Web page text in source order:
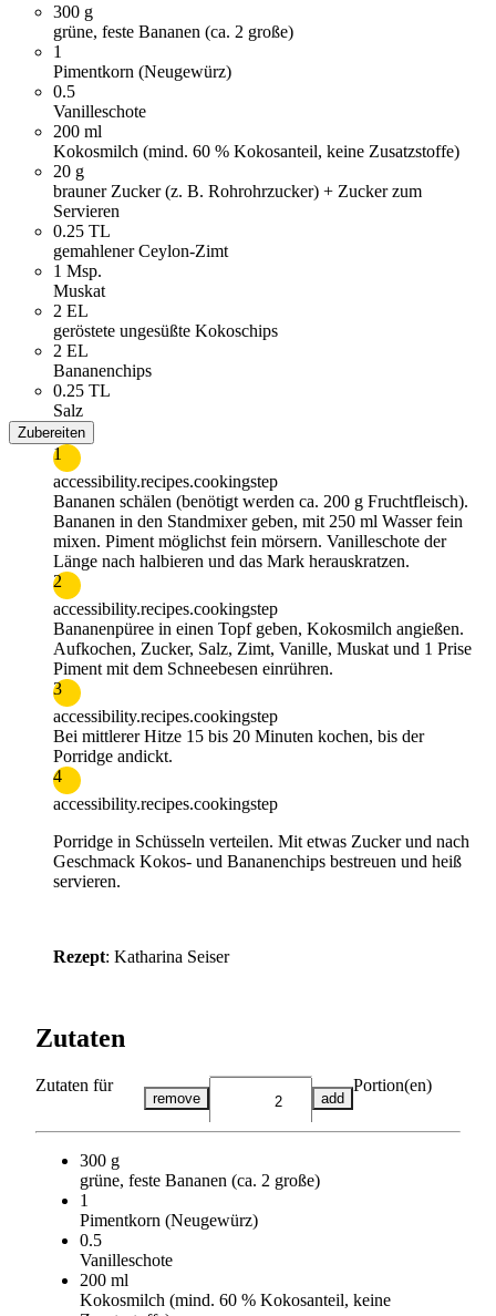
300 g
grüne, feste Bananen (ca. 2 große)
1
Pimentkorn (Neugewürz)
0.5
Vanilleschote
200 ml
Kokosmilch (mind. 60 % Kokosanteil, keine Zusatzstoffe)
20 g
brauner Zucker (z. B. Rohrohrzucker) + Zucker zum
Servieren
0.25 TL
gemahlener Ceylon-Zimt
1 Msp.
Muskat
2 EL
geröstete ungesüßte Kokoschips
2 EL
Bananenchips
0.25 TL
Salz
Zubereiten
1
accessibility.recipes.cookingstep
Bananen schälen (benötigt werden ca. 200 g Fruchtfleisch).
Bananen in den Standmixer geben, mit 250 ml Wasser fein
mixen. Piment möglichst fein mörsern. Vanilleschote der
Länge nach halbieren und das Mark herauskratzen.
2
accessibility.recipes.cookingstep
Bananenpüree in einen Topf geben, Kokosmilch angießen.
Aufkochen, Zucker, Salz, Zimt, Vanille, Muskat und 1 Prise
Piment mit dem Schneebesen einrühren.
3
accessibility.recipes.cookingstep
Bei mittlerer Hitze 15 bis 20 Minuten kochen, bis der
Porridge andickt.
4
accessibility.recipes.cookingstep
Porridge in Schüsseln verteilen. Mit etwas Zucker und nach
Geschmack Kokos- und Bananenchips bestreuen und heiß
servieren.
Rezept: Katharina Seiser
Zutaten
Zutaten für
remove add
Portion(en)
300 g
grüne, feste Bananen (ca. 2 große)
1
Pimentkorn (Neugewürz)
0.5
Vanilleschote
200 ml
Kokosmilch (mind. 60 % Kokosanteil, keine